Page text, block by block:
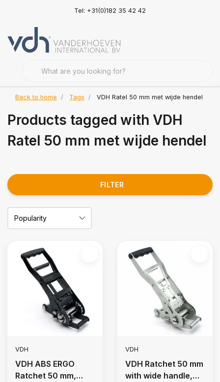
Tel: +31(0)182 35 42 42
Back to home Tags VDH Ratel 50 mm met wijde hendel
Products tagged with VDH
Ratel 50 mm met wijde hendel
FILTER
VDH
VDH ABS ERGO
Ratchet 50 mm,
VDH
VDH Ratchet 50 mm
with wide handle,